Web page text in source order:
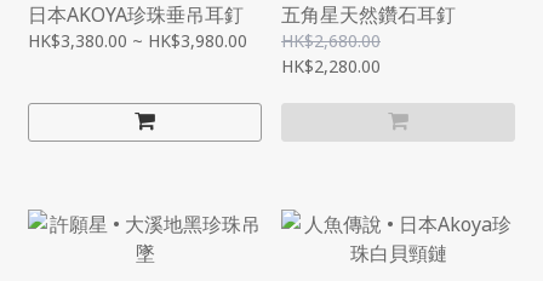
日本AKOYA珍珠垂吊耳釘
HK$3,380.00 ~ HK$3,980.00
五角星天然鑽石耳釘
HK$2,680.00
HK$2,280.00